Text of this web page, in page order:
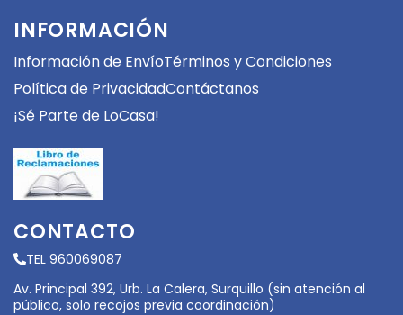
INFORMACIÓN
Información de EnvíoTérminos y Condiciones
Política de PrivacidadContáctanos
¡Sé Parte de LoCasa!
CONTACTO
TEL 960069087
Av. Principal 392, Urb. La Calera, Surquillo (sin atención al
público, solo recojos previa coordinación)